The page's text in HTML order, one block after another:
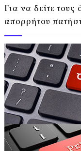
Για να δείτε
απορρήτου